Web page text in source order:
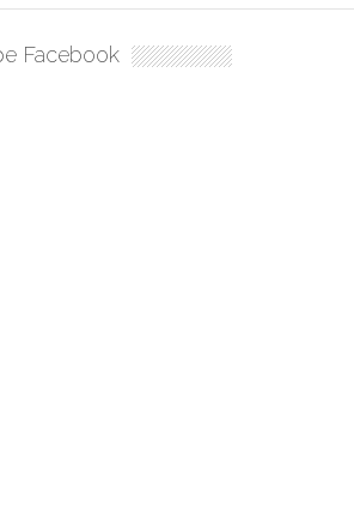
mari! Sara Nukina are nevoie de ajutorul
Facebook